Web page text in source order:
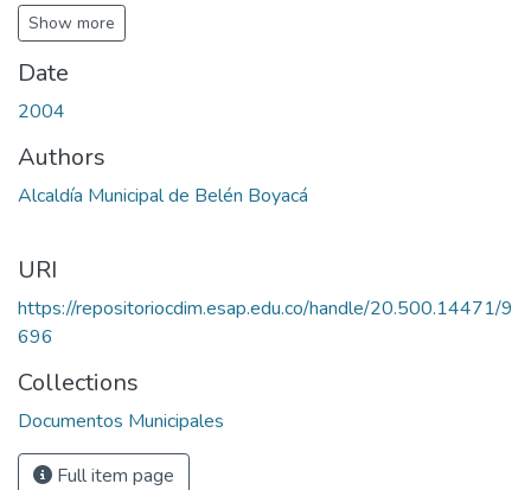
Show more
Date
2004
Authors
Alcaldía Municipal de Belén Boyacá
URI
https://repositoriocdim.esap.edu.co/handle/20.500.14471/9
696
Collections
Documentos Municipales
Full item page